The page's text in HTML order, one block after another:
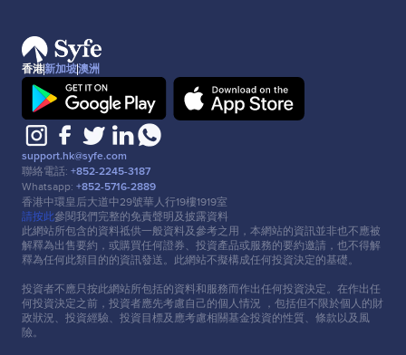
香港新加坡澳洲
support.hk@syfe.com
聯絡電話: +852-2245-3187
Whatsapp: +852-5716-2889
香港中環皇后⼤道中29號華⼈⾏19樓1919室
請按此參閱我們完整的免責聲明及披露資料
此網站所包含的資料祗供⼀般資料及參考之⽤，本網站的資訊並非也不應被
解釋為出售要約，或購買任何證券、投資產品或服務的要約邀請，也不得解
釋為任何此類⽬的的資訊發送。此網站不擬構成任何投資決定的基礎。
投資者不應只按此網站所包括的資料和服務⽽作出任何投資決定。在作出任
何投資決定之前，投資者應先考慮⾃⼰的個⼈情況 ，包括但不限於個⼈的財
政狀況、投資經驗、投資⽬標及應考慮相關基⾦投資的性質、條款以及風
險。